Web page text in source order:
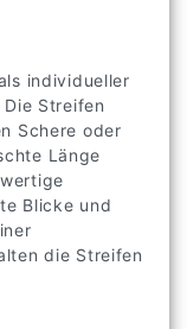
individueller
Streifen
Schere oder
Länge
Blicke und
die Streifen